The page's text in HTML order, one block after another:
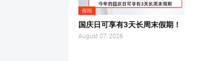
假期
国庆日可享有3天长周末假期！
August 07, 2026